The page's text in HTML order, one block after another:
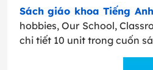
Sách giáo khoa Tiếng
hobbies, Our School,
chi tiết 10 unit trong cuốn